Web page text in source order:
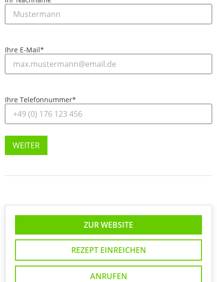
Ihre E-Mail*
Ihre Telefonnummer*
WEITER
ZUR WEBSITE
REZEPT EINREICHEN
ANRUFEN